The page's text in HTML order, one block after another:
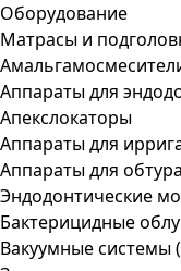
Оборудование
Матрасы и
Аппараты для
Апекслокаторы
Аппараты для
Аппараты для
Эндодонтические
Бактерицидные
Вакуумные системы